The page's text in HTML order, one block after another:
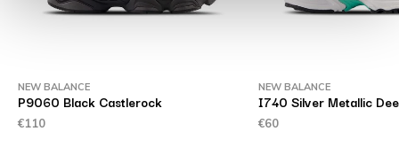
NEW BALANCE
P9060 Black Castlerock
€110
NEW BALANCE
I740 Silver Metallic
€60